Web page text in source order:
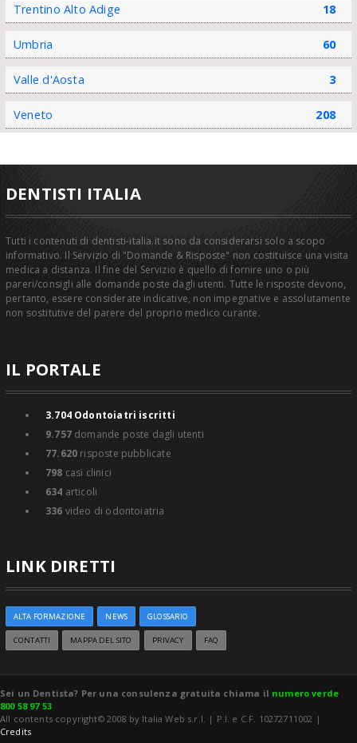
Trentino Alto Adige 18
Umbria 60
Valle d'Aosta 3
Veneto 208
DENTISTI ITALIA
Tutti i contenuti di dentisti-italia.it sono da considerarsi solo a scopo
informativo. Il Servizio di "Domande & Risposte" non costituisce una visita
medica a distanza. Il fine del Servizio è quello di fornire uno o più
pareri/consigli alle domande poste dagli utenti. Tutte le risposte devono,
pertanto, essere considerate indicative, non impegnative e assolutamente
non sostitutive del parere del proprio medico curante.
IL PORTALE
3.704Odontoiatri iscritti
9.757domande poste dagli utenti
77.620 risposte pubblicate
798 casi clinici
634 articoli
336 video di odontoiatria
LINK DIRETTI
ALTA FORMAZIONE NEWS GLOSSARIO
CONTATTI MAPPA DEL SITO PRIVACY FAQ
Sei un Dentista? Per una consulenza gratuita chiama il numero verde
800 58 97 53
All contents copyright© 2008 by Italia Web s.r.l. | P.I. e C.F. 10272711002 |
Credits